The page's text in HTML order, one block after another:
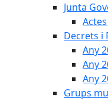
Junta
Decrets i
Any
Any
Any
Grups